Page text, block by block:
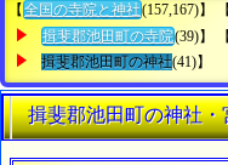
【 全国の寺院と神社(157,167)】 【
揖斐郡池田町の寺院(39)】 【
揖斐郡池田町の神社(41)】
揖斐郡池田町の神社